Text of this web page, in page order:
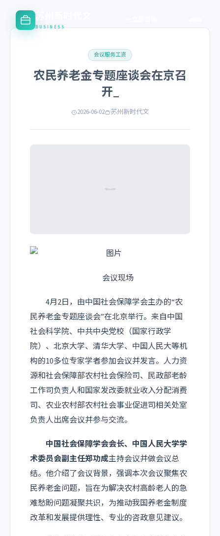
苏州新时代文
BUSINESS
会议服务工资
农民养老金专题座谈会在京召
开_
2026-06-02 苏州新时代文
会议现场
4月2日，由中国社会保障学会主办的“农
民养老金专题座谈会”在北京举行。来自中国
社会科学院、中共中央党校（国家行政学
院）、北京大学、清华大学、中国人民大等机
构的10多位专家学者参加会议并发言。人力资
源和社会保障部农村社会保险司、民政部老龄
工作司负责人和国家发改委就业收入分配消费
司、农业农村部农村社会事业促进司相关处室
负责人出席会议并参与交流。
中国社会保障学会会长、中国人民大学学
术委员会副主任郑功成主持会议并做会议总
结。他介绍了会议背景，强调本次会议聚焦农
民养老金问题，旨在为解决农村高龄老人的急
难愁盼问题凝聚共识，为推动我国养老金制度
改革和发展提供理性、专业的咨政意见建议。